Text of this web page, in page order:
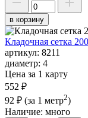
в корзину
Кладочная сетка
артикул: 8211
диаметр: 4
Цена за 1 карту
552 ₽
92 ₽ (за 1 метр2)
Наличие: много